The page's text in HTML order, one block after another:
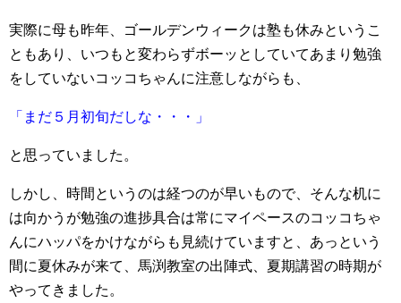
実際に母も昨年、ゴールデンウィークは塾も休みというこ
ともあり、いつもと変わらずボーッとしていてあまり勉強
をしていないコッコちゃんに注意しながらも、
「まだ５月初旬だしな・・・」
と思っていました。
しかし、時間というのは経つのが早いもので、そんな机に
は向かうが勉強の進捗具合は常にマイペースのコッコちゃ
んにハッパをかけながらも見続けていますと、あっという
間に夏休みが来て、馬渕教室の出陣式、夏期講習の時期が
やってきました。